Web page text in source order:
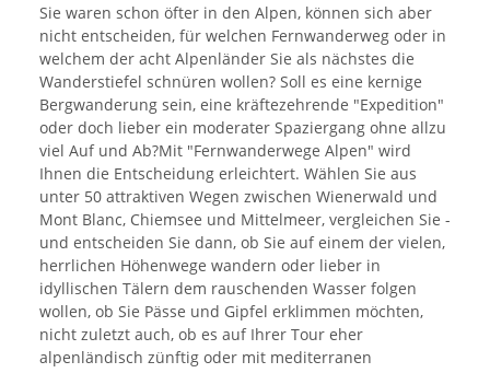
Sie waren schon öfter in den Alpen, können sich aber
nicht entscheiden, für welchen Fernwanderweg oder in
welchem der acht Alpenländer Sie als nächstes die
Wanderstiefel schnüren wollen? Soll es eine kernige
Bergwanderung sein, eine kräftezehrende "Expedition"
oder doch lieber ein moderater Spaziergang ohne allzu
viel Auf und Ab?Mit "Fernwanderwege Alpen" wird
Ihnen die Entscheidung erleichtert. Wählen Sie aus
unter 50 attraktiven Wegen zwischen Wienerwald und
Mont Blanc, Chiemsee und Mittelmeer, vergleichen Sie -
und entscheiden Sie dann, ob Sie auf einem der vielen,
herrlichen Höhenwege wandern oder lieber in
idyllischen Tälern dem rauschenden Wasser folgen
wollen, ob Sie Pässe und Gipfel erklimmen möchten,
nicht zuletzt auch, ob es auf Ihrer Tour eher
alpenländisch zünftig oder mit mediterranen